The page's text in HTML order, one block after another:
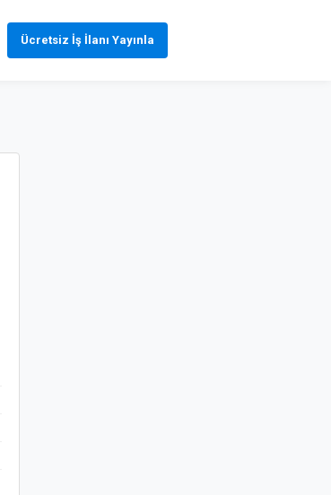
Ücretsiz İş İlanı Yayınla